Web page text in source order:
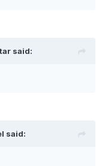
said:
said: